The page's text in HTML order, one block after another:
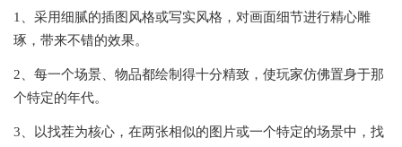
1、采用细腻的插图风格或写实风格，对画面细节进行精心雕
琢，带来不错的效果。
2、每一个场景、物品都绘制得十分精致，使玩家仿佛置身于那
个特定的年代。
3、以找茬为核心，在两张相似的图片或一个特定的场景中，找